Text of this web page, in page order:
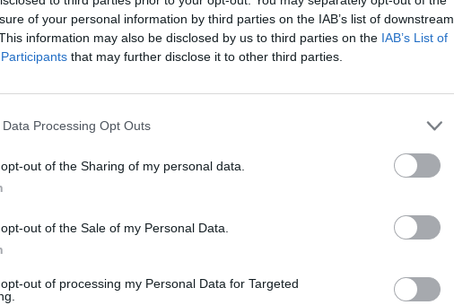
of your personal information by third parties on the IAB’s list of downstream
information may also be disclosed by us to third parties on the IAB’s List of
that may further disclose it to other third parties.
Data Processing Opt Outs
out of the Sharing of my personal data.
out of the Sale of my Personal Data.
out of processing my Personal Data for Targeted
ΣΥΡΙΖΑ
να καπνίζει
(βίντεο)